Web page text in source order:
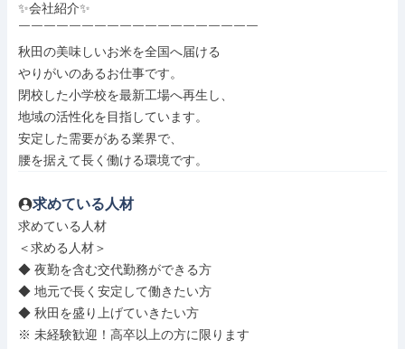
✨会社紹介✨
￣￣￣￣￣￣￣￣￣￣￣￣￣￣￣￣￣￣￣
秋田の美味しいお米を全国へ届ける
やりがいのあるお仕事です。
閉校した小学校を最新工場へ再生し、
地域の活性化を目指しています。
安定した需要がある業界で、
腰を据えて長く働ける環境です。
求めている人材
求めている人材
＜求める人材＞
◆ 夜勤を含む交代勤務ができる方
◆ 地元で長く安定して働きたい方
◆ 秋田を盛り上げていきたい方
※ 未経験歓迎！高卒以上の方に限ります